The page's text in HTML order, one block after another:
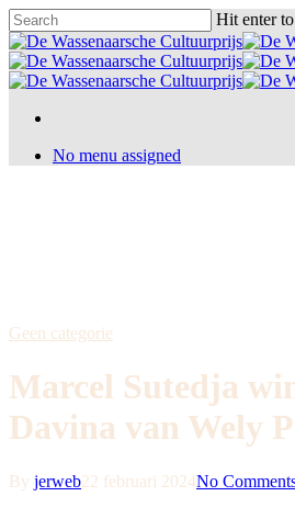
Skip
to
main
content
Hit enter
Close
Search
Menu
Menu No menu assigned
Geen categorie
Marcel Sutedja
Davina van Wely
By jerweb22 februari 2024No